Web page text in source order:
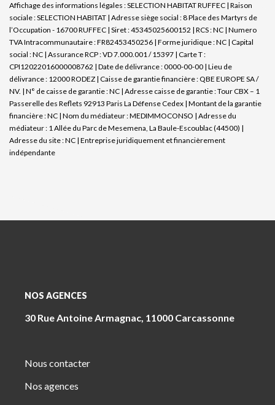
Affichage des informations légales : SELECTION HABITAT RUFFEC | Raison
sociale : SELECTION HABITAT | Adresse siège social : 8 Place des Martyrs de
l’Occupation - 16700 RUFFEC | Siret : 45345025600152 | RCS : NC | Numero
TVA Intracommunautaire : FR82453450256 | Forme juridique : NC | Capital
social : NC | Assurance RCP : VD 7.000.001 / 15397 | Carte T :
CPI12022016000008762 | Date de délivrance : 0000-00-00 | Lieu de
délivrance : 12000 RODEZ | Caisse de garantie financière : QBE EUROPE SA /
NV. | N° de caisse de garantie : NC | Adresse caisse de garantie : Tour CBX – 1
Passerelle des Reflets 92913 Paris La Défense Cedex | Montant de la garantie
financière : NC | Nom du médiateur : MEDIMMOCONSO | Adresse du
médiateur : 1 Allée du Parc de Mesemena, La Baule-Escoublac (44500) |
Adresse du site : NC | Entreprise juridiquement et financièrement
indépendante
NOS AGENCES
30 Rue Antoine Armagnac, 11000 Carcassonne
Nous contacter
Nos agences